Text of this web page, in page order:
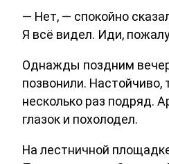
— Нет, — спокойно
Я всё видел. Иди,
Однажды поздним
позвонили. Настойчиво,
несколько раз подряд.
глазок и похолодел.
На лестничной